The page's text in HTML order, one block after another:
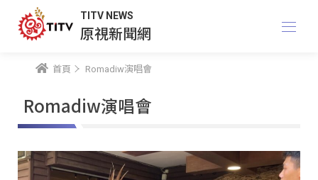
TITV NEWS
原視新聞網
首頁 Romadiw演唱會
Romadiw演唱會